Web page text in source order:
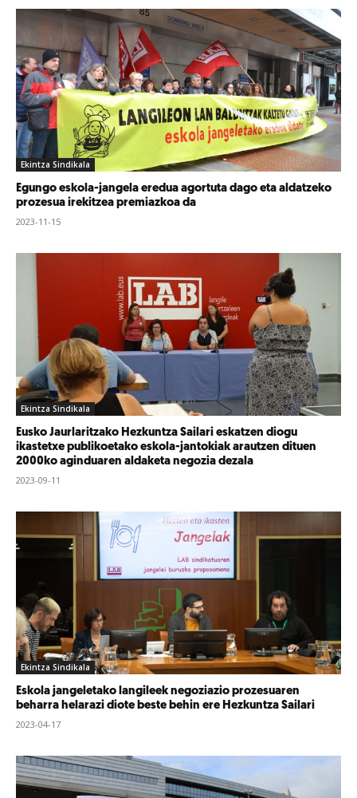
Ekintza Sindikala
Egungo eskola-jangela eredua agortuta dago eta aldatzeko
prozesua irekitzea premiazkoa da
2023-11-15
Ekintza Sindikala
Eusko Jaurlaritzako Hezkuntza Sailari eskatzen diogu
ikastetxe publikoetako eskola-jantokiak arautzen dituen
2000ko aginduaren aldaketa negozia dezala
2023-09-11
Ekintza Sindikala
Eskola jangeletako langileek negoziazio prozesuaren
beharra helarazi diote beste behin ere Hezkuntza Sailari
2023-04-17